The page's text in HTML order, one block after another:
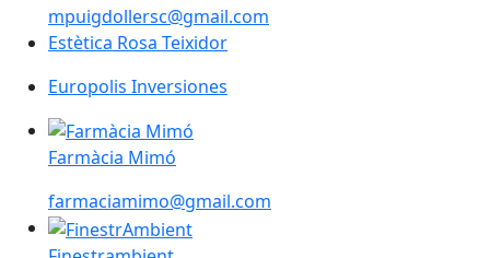
mpuigdollersc@gmail.com
Estètica Rosa Teixidor
Europolis Inversiones
Farmàcia Mimó
Farmàcia Mimó
farmaciamimo@gmail.com
Finestrambient